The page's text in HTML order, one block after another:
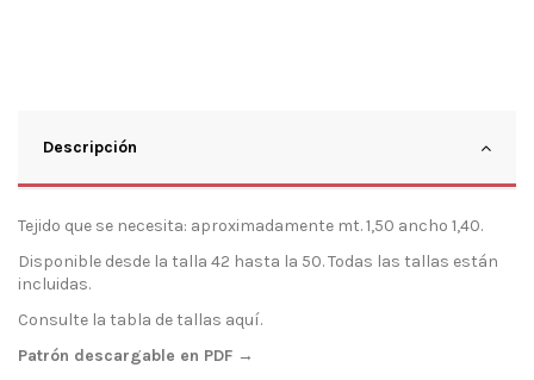
Descripción
Tejido que se necesita: aproximadamente mt. 1,50 ancho 1,40.
Disponible desde la talla 42 hasta la 50. Todas las tallas están
incluidas.
Consulte la tabla de tallas aquí.
Patrón descargable en PDF →